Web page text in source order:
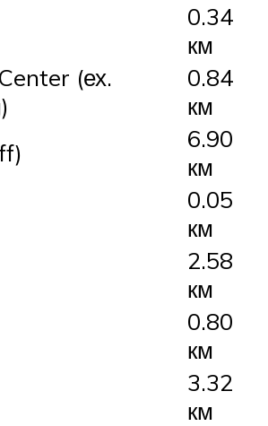
0.34
км
(ех.
0.84
км
6.90
км
0.05
км
2.58
км
0.80
км
3.32
км